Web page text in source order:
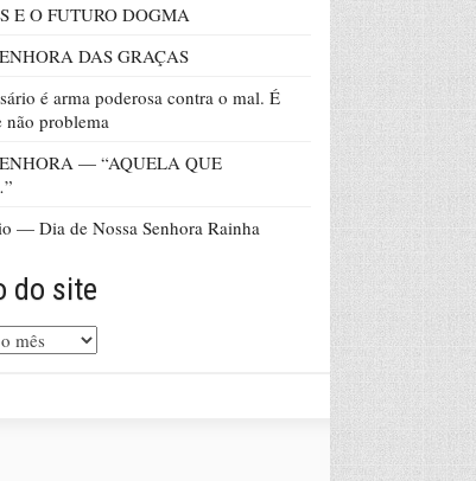
E O FUTURO DOGMA
DAS GRAÇAS
é arma poderosa contra o mal. É
não problema
— “AQUELA QUE
— Dia de Nossa Senhora Rainha
do site